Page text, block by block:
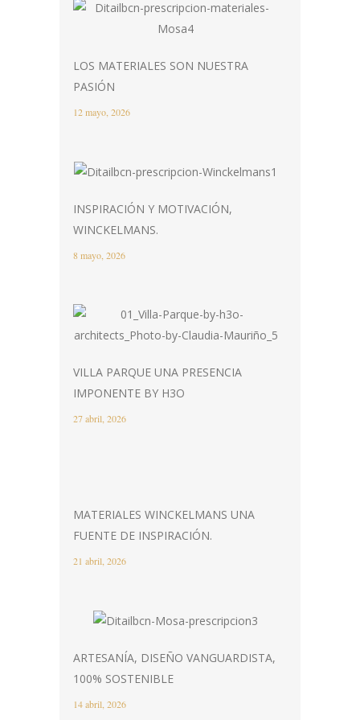
LOS MATERIALES SON NUESTRA
PASIÓN
12 mayo, 2026
INSPIRACIÓN Y MOTIVACIÓN,
WINCKELMANS.
8 mayo, 2026
VILLA PARQUE UNA PRESENCIA
IMPONENTE BY H3O
27 abril, 2026
MATERIALES WINCKELMANS UNA
FUENTE DE INSPIRACIÓN.
21 abril, 2026
ARTESANÍA, DISEÑO VANGUARDISTA,
100% SOSTENIBLE
14 abril, 2026